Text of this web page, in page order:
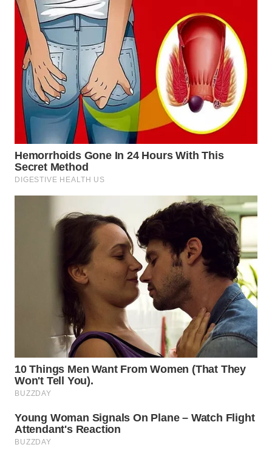
WN
TEBING
TINGGI
WN
PAKPAK
WN
KARAWANG
WN
BEKASI
SAMOSIR
WN
LAWAS